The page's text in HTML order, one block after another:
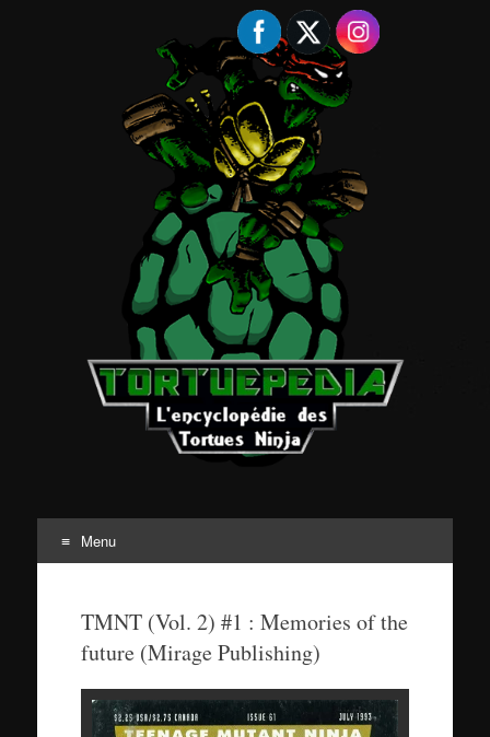
Menu
TMNT (Vol. 2) #1 : Memories of the
future (Mirage Publishing)